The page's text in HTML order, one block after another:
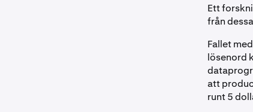
Ett
från
Fallet
lösenord
att
runt 5